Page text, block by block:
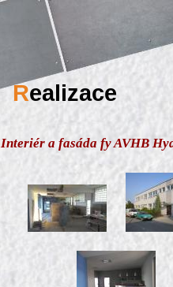
Realizace
Interiér a fasáda fy AVHB